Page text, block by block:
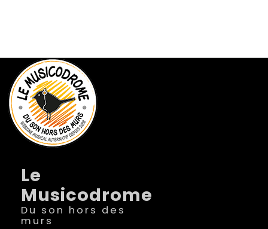
Le
Musicodrome
Du son hors des
murs